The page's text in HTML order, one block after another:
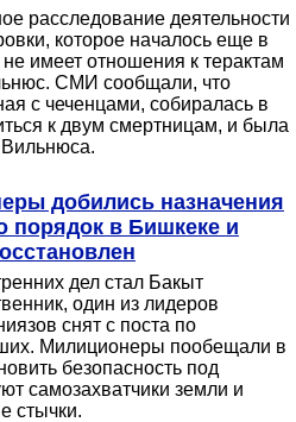
расследование деятельности
которое началось еще в
имеет отношения к терактам
СМИ сообщали, что
с чеченцами, собиралась в
к двум смертницам, и была
Вильнюса.
добились назначения
порядок в Бишкеке и
дел стал Бакыт
один из лидеров
снят с поста по
Милиционеры пообещали в
безопасность под
самозахватчики земли и
стычки.